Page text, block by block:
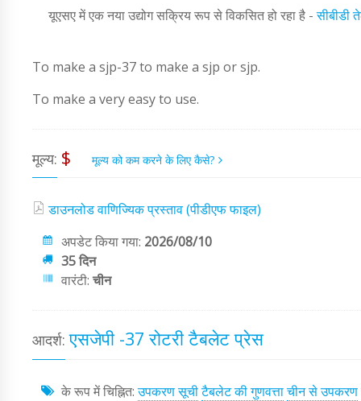
यूएसए में एक नया उद्योग सक्रिय रूप से विकसित हो रहा है -सीबीडी
To make a sjp-37 to make a sjp or sjp.
To make a very easy to use.
मूल्य: $ मूल्य को कम करने के लिए कैसे?
डाउनलोड वाणिज्यिक प्रस्ताव (पीडीएफ फाइल)
अपडेट किया गया: 2026/08/10
35 दिन
वारंटी:चीन
आदर्श: एसजेपी -37 रोटरी टैबलेट प्रेस
के रूप में चिह्नित:उपकरण सूचीटैबलेट की गुणवत्ताचीन से उपकरण